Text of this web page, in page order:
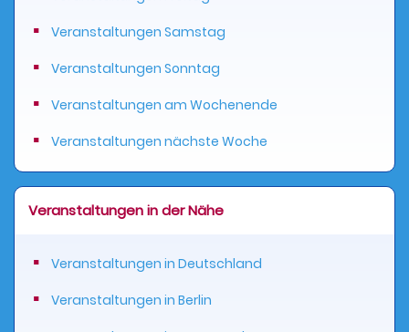
Veranstaltungen Samstag
Veranstaltungen Sonntag
Veranstaltungen am Wochenende
Veranstaltungen nächste Woche
Veranstaltungen in der Nähe
Veranstaltungen in Deutschland
Veranstaltungen in Berlin